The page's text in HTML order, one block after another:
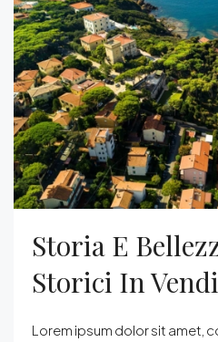
Storia E
Storici In
Lorem ipsum dolor sit amet,